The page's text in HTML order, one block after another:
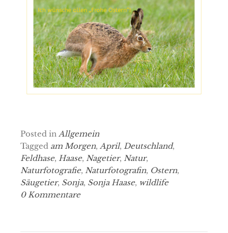
Posted in Allgemein
Tagged am Morgen, April, Deutschland,
Feldhase, Haase, Nagetier, Natur,
Naturfotografie, Naturfotografin, Ostern,
Säugetier, Sonja, Sonja Haase, wildlife
0 Kommentare